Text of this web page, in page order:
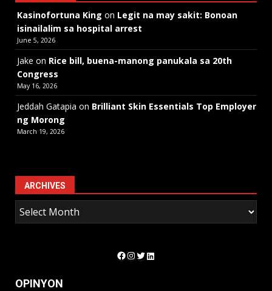
Kasinofortuna King on Legit na may sakit: Bonoan
isinailalim sa hospital arrest
June 5, 2026
Jake on Rice bill, buena-manong panukala sa 20th
Congress
May 16, 2026
Jeddah Gatapia on Brilliant Skin Essentials Top Employer
ng Morong
March 19, 2026
ARCHIVES
Facebook
Instagram
Twitter
LinkedIn
OPINYON